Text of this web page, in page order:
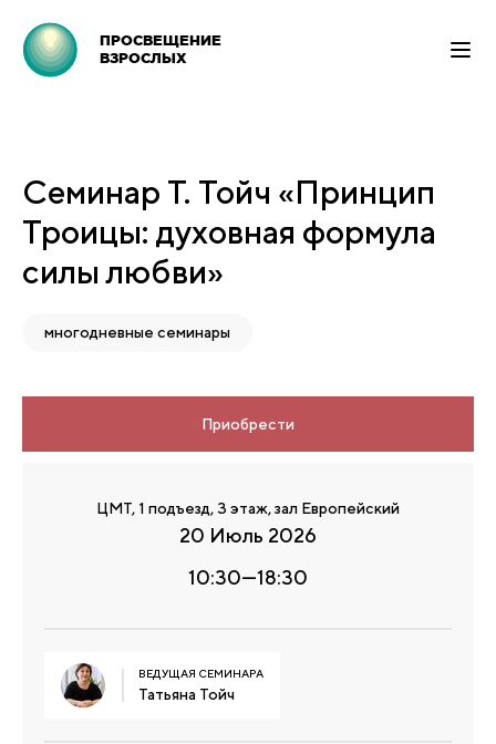
ПРОСВЕЩЕНИЕ
ВЗРОСЛЫХ
Семинар Т. Тойч «Принцип
Троицы: духовная формула
силы любви»
многодневные семинары
Приобрести
ЦМТ, 1 подъезд, 3 этаж, зал Европейский
20 Июль 2026
10:30—18:30
ВЕДУЩАЯ СЕМИНАРА
Татьяна Тойч